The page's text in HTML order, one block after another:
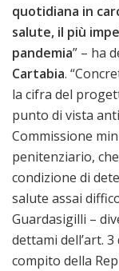
quotidiana in
salute, il più
pandemia” – ha
Cartabia.
la cifra del
punto di vista
Commissione
penitenziario,
condizione di
salute assai
Guardasigilli –
dettami dell’art.
compito della